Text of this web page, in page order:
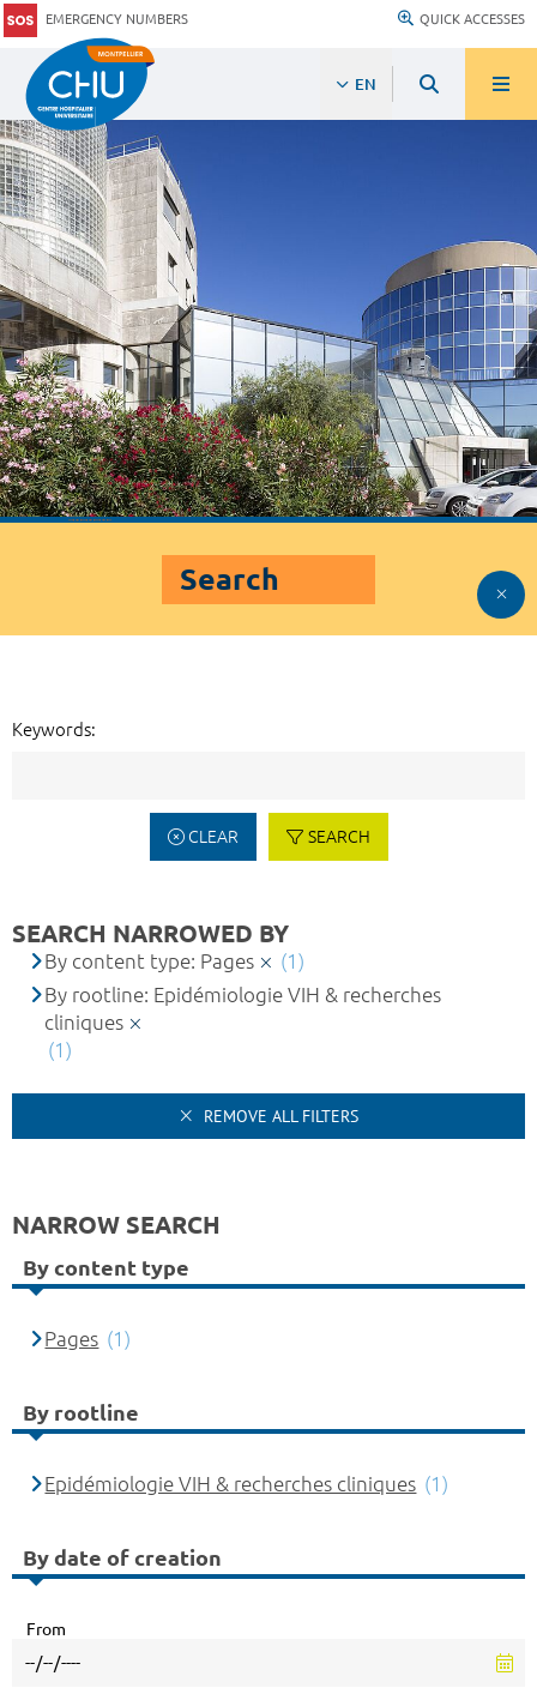
EMERGENCY NUMBERS QUICK ACCESSES
EN
Search
Keywords:
CLEAR SEARCH
SEARCH NARROWED BY
By content type: Pages
(1)
By rootline: Epidémiologie VIH & recherches
cliniques
(1)
REMOVE ALL FILTERS
NARROW SEARCH
By content type
Pages (1)
By rootline
Epidémiologie VIH & recherches cliniques (1)
By date of creation
From